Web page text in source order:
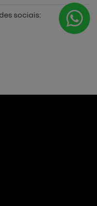
sociais: